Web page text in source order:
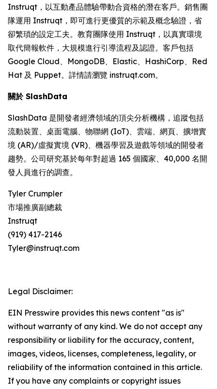
Instruqt，以互動產品體驗帶動合資格的潛在客戶。銷售團
隊運用 Instruqt，即可進行更優質的示範及概念驗證，省
卻繁瑣的設定工夫。教育團隊使用 Instruqt，以真實環境
取代簡報軟件，大規模進行引導流程及認證。客戶包括
Google Cloud、MongoDB、Elastic、HashiCorp、Red
Hat 及 Puppet。詳情請瀏覽 instruqt.com。
關於 SlashData
SlashData 是開發者經濟領域的頂尖分析機構，追蹤包括
流動裝置、桌面電腦、物聯網 (IoT)、雲端、網頁、擴增實
境 (AR)/虛擬實境 (VR)、機器學習及遊戲等領域的開發者
趨勢。公司研究基於每年對超過 165 個國家、40,000 名開
發人員進行的調查。
Tyler Crumpler
市場推廣副總裁
Instruqt
(919) 417-2146
Tyler@instruqt.com
Legal Disclaimer:
EIN Presswire provides this news content "as is"
without warranty of any kind. We do not accept any
responsibility or liability for the accuracy, content,
images, videos, licenses, completeness, legality, or
reliability of the information contained in this article.
If you have any complaints or copyright issues